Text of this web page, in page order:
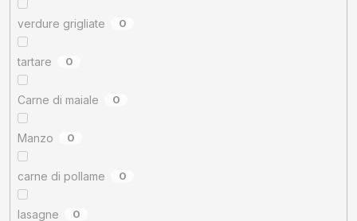
verdure grigliate 0
tartare 0
Carne di maiale 0
Manzo 0
carne di pollame 0
lasagne 0